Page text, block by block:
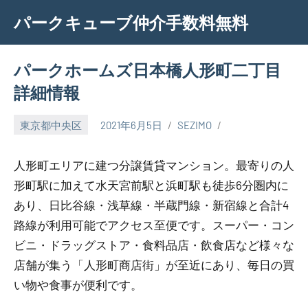
content
パークキューブ仲介手数料無料
パークホームズ日本橋人形町二丁目
詳細情報
東京都中央区 2021年6月5日 SEZIMO
人形町エリアに建つ分譲賃貸マンション。最寄りの人
形町駅に加えて水天宮前駅と浜町駅も徒歩6分圏内に
あり、日比谷線・浅草線・半蔵門線・新宿線と合計4
路線が利用可能でアクセス至便です。スーパー・コン
ビニ・ドラッグストア・食料品店・飲食店など様々な
店舗が集う「人形町商店街」が至近にあり、毎日の買
い物や食事が便利です。